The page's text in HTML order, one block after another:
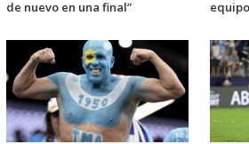
de nuevo en una final”